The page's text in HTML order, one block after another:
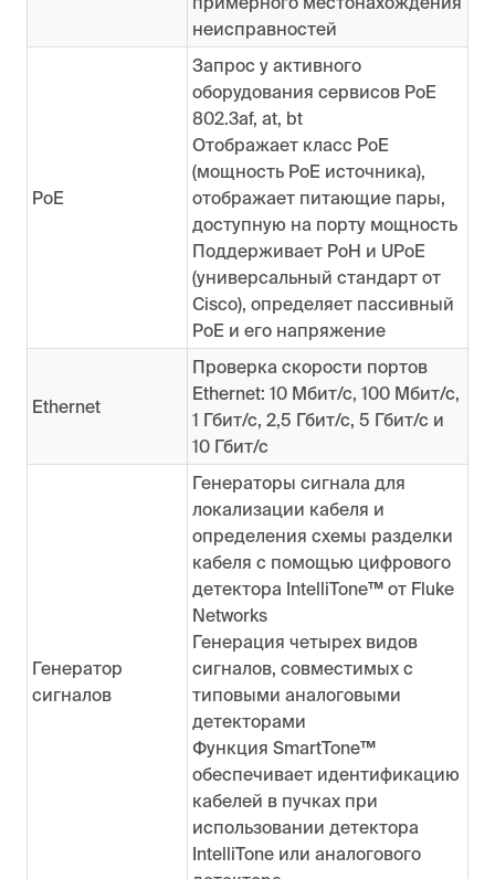
неисправностей
PoE
Запрос у активного
оборудования сервисов PoE
802.3af, at, bt
Отображает класс PoE
(мощность PoE источника),
отображает питающие пары,
доступную на порту мощность
Поддерживает PoH и UPoE
(универсальный стандарт от
Cisco), определяет пассивный
PoE и его напряжение
Ethernet
Проверка скорости портов
Ethernet: 10 Мбит/с, 100 Мбит/с,
1 Гбит/с, 2,5 Гбит/с, 5 Гбит/с и
10 Гбит/с
Генератор
сигналов
Генераторы сигнала для
локализации кабеля и
определения схемы разделки
кабеля с помощью цифрового
детектора IntelliTone™ от Fluke
Networks
Генерация четырех видов
сигналов, совместимых с
типовыми аналоговыми
детекторами
Функция SmartTone™
обеспечивает идентификацию
кабелей в пучках при
использовании детектора
IntelliTone или аналогового